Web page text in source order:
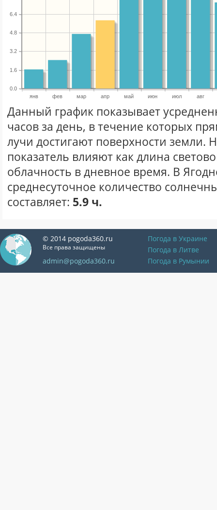
янв фев мар апр май июн июл авг
0.0
1.6
3.2
4.8
6.4
Данный график показывает
часов за день, в течение которых
лучи достигают поверхности земли.
показатель влияют как длина
облачность в дневное время. В
среднесуточное количество
составляет: 5.9 ч.
© 2014 pogoda360.ru
Все права защищены
admin@pogoda360.ru
Погода в Украине
Погода в Литве
Погода в Румынии